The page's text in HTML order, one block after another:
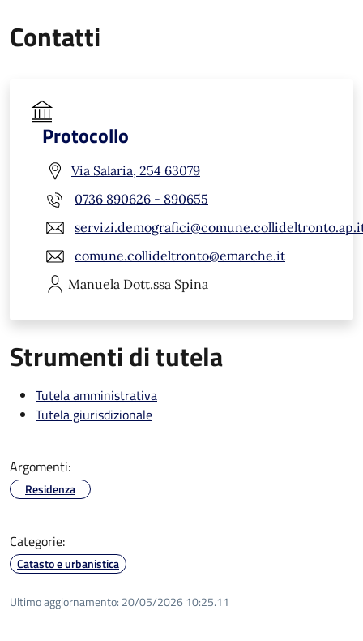
Contatti
Protocollo
Via Salaria, 254 63079
0736 890626 - 890655
comune.collideltronto@emarche.it
Manuela Dott.ssa Spina
Strumenti di tutela
Tutela amministrativa
Tutela giurisdizionale
Argomenti:
Residenza
Categorie:
Catasto e urbanistica
Ultimo aggiornamento: 20/05/2026 10:25.11